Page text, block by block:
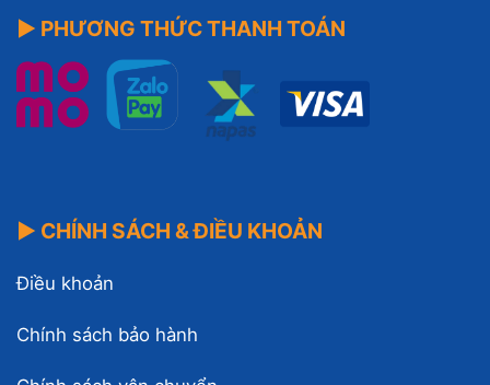
▶ PHƯƠNG THỨC THANH TOÁN
▶ CHÍNH SÁCH & ĐIỀU KHOẢN
Điều khoản
Chính sách bảo hành